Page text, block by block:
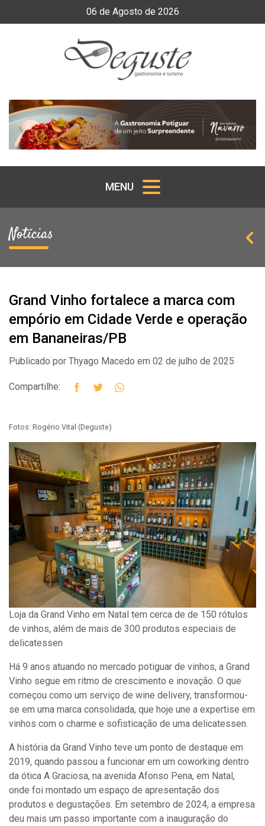
06 de Agosto de 2026
MENU
Notícias
Grand Vinho fortalece a marca com
empório em Cidade Verde e operação
em Bananeiras/PB
Publicado por Thyago Macedo em 02 de julho de 2025
Compartilhe:
Fotos: Rogério Vital (Deguste)
Loja da Grand Vinho em Natal tem cerca de de 150 rótulos
de vinhos, além de mais de 300 produtos especiais de
delicatessen
Há 9 anos atuando no mercado potiguar de vinhos, a Grand
Vinho segue em ritmo de crescimento e inovação. O que
começou como um serviço de wine delivery, transformou-
se em uma marca consolidada, que hoje une a expertise em
vinhos com o charme e sofisticação de uma delicatessen.
A história da Grand Vinho teve um ponto de destaque em
2019, quando passou a funcionar em um coworking dentro
da ótica A Graciosa, na avenida Afonso Pena, em Natal,
onde foi montado um espaço de apresentação dos
produtos e degustações. Em setembro de 2024, a empresa
deu mais um passo importante com a inauguração do